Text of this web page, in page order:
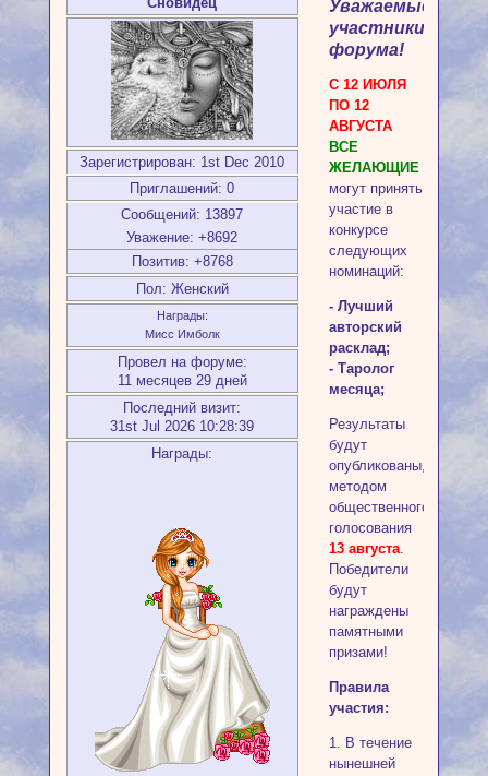
Зарегистрирован: 1st Dec 2010
Приглашений: 0
Сообщений: 13897
Уважение: +8692
Позитив: +8768
Пол: Женский
Награды:
Мисс Имболк
Провел на форуме:
11 месяцев 29 дней
Последний визит:
31st Jul 2026 10:28:39
Награды:
Уважаемые
участники
форума!
С 12 ИЮЛЯ
ПО 12
АВГУСТА
ВСЕ
ЖЕЛАЮЩИЕ
могут принять
участие в
конкурсе
следующих
номинаций:
- Лучший
авторский
расклад;
- Таролог
месяца;
Результаты
будут
опубликованы,
методом
общественного
голосования
13 августа.
Победители
будут
награждены
памятными
призами!
Правила
участия:
1. В течение
нынешней